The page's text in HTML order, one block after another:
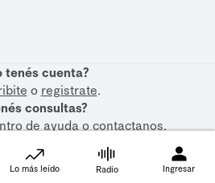
tenés cuenta?
o registrate.
consultas?
de ayudaocontactanos.
Lo más leído Radio Ingresar